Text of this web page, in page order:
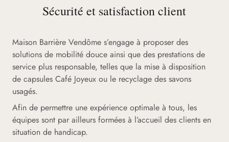
Sécurité et satisfaction client
Maison Barrière Vendôme s’engage à proposer des
solutions de mobilité douce ainsi que des prestations de
service plus responsable, telles que la mise à disposition
de capsules Café Joyeux ou le recyclage des savons
usagés.
Afin de permettre une expérience optimale à tous, les
équipes sont par ailleurs formées à l’accueil des clients en
situation de handicap.